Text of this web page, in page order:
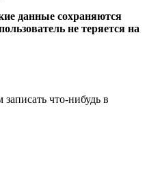
данные сохраняются
не теряется на
что-нибудь в